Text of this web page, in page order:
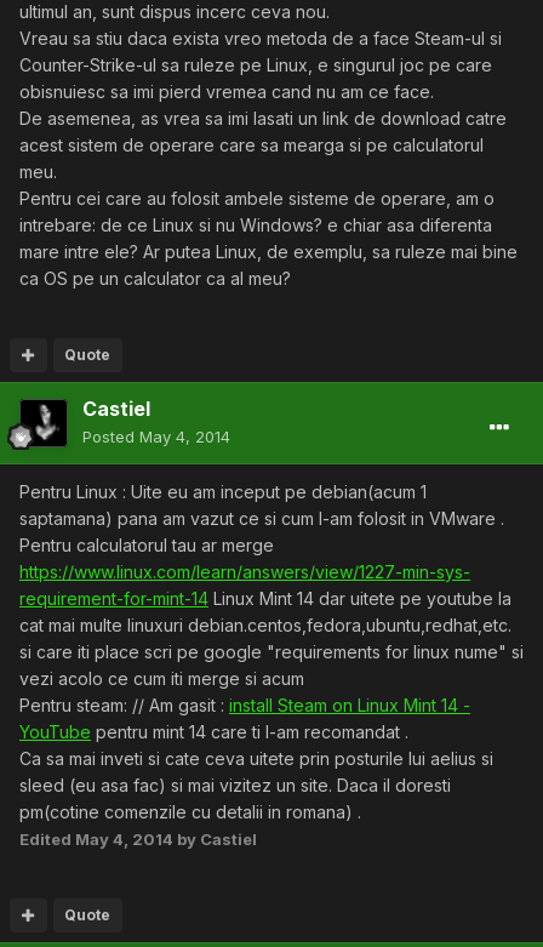
ultimul an, sunt dispus incerc ceva nou.
Vreau sa stiu daca exista vreo metoda de a face Steam-ul si
Counter-Strike-ul sa ruleze pe Linux, e singurul joc pe care
obisnuiesc sa imi pierd vremea cand nu am ce face.
De asemenea, as vrea sa imi lasati un link de download catre
acest sistem de operare care sa mearga si pe calculatorul
meu.
Pentru cei care au folosit ambele sisteme de operare, am o
intrebare: de ce Linux si nu Windows? e chiar asa diferenta
mare intre ele? Ar putea Linux, de exemplu, sa ruleze mai bine
ca OS pe un calculator ca al meu?
Quote
Castiel
Posted May 4, 2014
Pentru Linux : Uite eu am inceput pe debian(acum 1
saptamana) pana am vazut ce si cum l-am folosit in VMware .
Pentru calculatorul tau ar merge
https://www.linux.com/learn/answers/view/1227-min-sys-
requirement-for-mint-14 Linux Mint 14 dar uitete pe youtube la
cat mai multe linuxuri debian.centos,fedora,ubuntu,redhat,etc.
si care iti place scri pe google "requirements for linux nume" si
vezi acolo ce cum iti merge si acum
Pentru steam: // Am gasit : install Steam on Linux Mint 14 -
YouTube pentru mint 14 care ti l-am recomandat .
Ca sa mai inveti si cate ceva uitete prin posturile lui aelius si
sleed (eu asa fac) si mai vizitez un site. Daca il doresti
pm(cotine comenzile cu detalii in romana) .
Edited May 4, 2014 by Castiel
Quote